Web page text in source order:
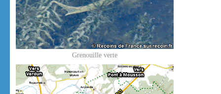
Grenouille verte